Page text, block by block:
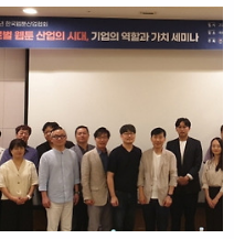
술의 융합, AI 시대 문화 예술의 확장
가능성을 짚는다.이어 열리는 대중음
악 세션에서는 조일동 한국학중앙..
2년, 위원장은 호선 예정 … 6월 21일
위촉식 및 1차 회의 개최 문화체육관
화 창작과 만화산업 진흥의 자문을 위
한 ‘만화진흥위원회’를 처음으로 구성
하고, 6월 21일(금) 제1기 위원을 위
촉한다. ‘만화진흥위원회’는 2020
년 12월 ｢만화진흥에 관한 법률｣ 개
정에 따라 그 설치 근거가 마련됐
다. 제1기 위원들의 임기는 위촉일로